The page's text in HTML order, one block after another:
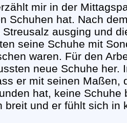
mir in der
Schuhen hat. Nach
ausging und
seine Schuhe mit
waren. Für den
neue Schuhe her.
er mit seinen Maßen,
hat, keine Schuhe
breit und er fühlt sich in